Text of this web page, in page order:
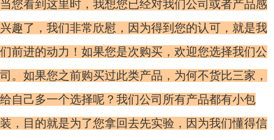
当您看到这里时，我想您已经对我们公司或者产品感
兴趣了，我们非常欣慰，因为得到您的认可，就是我
们前进的动力！如果您是次购买，欢迎您选择我们公
司。如果您之前购买过此类产品，为何不货比三家，
给自己多一个选择呢？我们公司所有产品都有小包
装，目的就是为了您拿回去先实验，因为我们懂得信